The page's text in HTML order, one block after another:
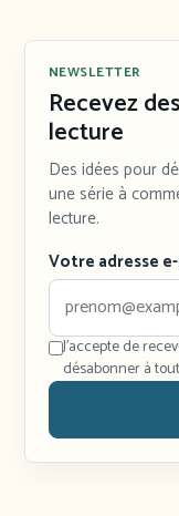
NEWSLETTER
Recevez
lecture
Des idées pour
une série à
lecture.
Votre adresse
J'accepte de
désabonner à